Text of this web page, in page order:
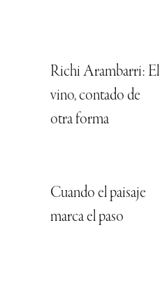
Richi Arambarri: El
vino, contado de
otra forma
Cuando el paisaje
marca el paso